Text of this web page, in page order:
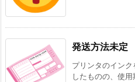
発送方法未定
プリンタのイン
したものの、使